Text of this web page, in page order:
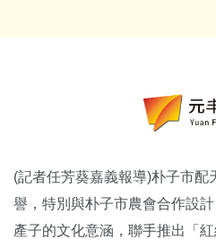
(記者任芳葵嘉義報導)朴子市配
譽，特別與朴子市農會合作設
產子的文化意涵，聯手推出「